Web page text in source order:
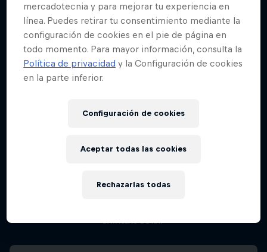
mercadotecnia y para mejorar tu experiencia en
línea. Puedes retirar tu consentimiento mediante la
configuración de cookies en el pie de página en
todo momento. Para mayor información, consulta la
Política de privacidad y la Configuración de cookies
en la parte inferior.
Configuración de cookies
Rechazarlas todas
Aceptar todas las cookies